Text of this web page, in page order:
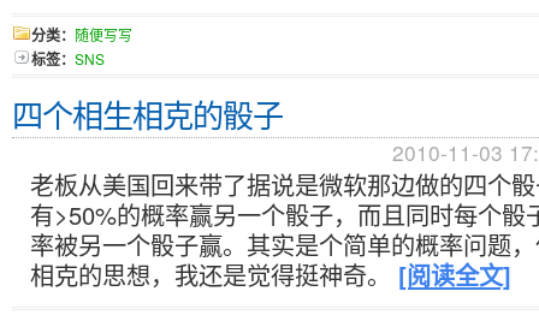
分类： 随便写写
标签： SNS
四个相生相克的骰子
2010-11-03
老板从美国回来带了据说是微软那边做的四个
有>50%的概率赢另一个骰子，而且同时每个骰
率被另一个骰子赢。其实是个简单的概率问题
相克的思想，我还是觉得挺神奇。 [阅读全文]